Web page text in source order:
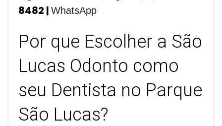
8482 | WhatsApp
Por que Escolher a São
Lucas Odonto como
seu Dentista no Parque
São Lucas?